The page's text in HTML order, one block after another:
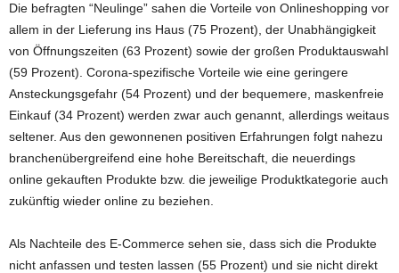
Die befragten “Neulinge” sahen die Vorteile von Onlineshopping vor
allem in der Lieferung ins Haus (75 Prozent), der Unabhängigkeit
von Öffnungszeiten (63 Prozent) sowie der großen Produktauswahl
(59 Prozent). Corona-spezifische Vorteile wie eine geringere
Ansteckungsgefahr (54 Prozent) und der bequemere, maskenfreie
Einkauf (34 Prozent) werden zwar auch genannt, allerdings weitaus
seltener. Aus den gewonnenen positiven Erfahrungen folgt nahezu
branchenübergreifend eine hohe Bereitschaft, die neuerdings
online gekauften Produkte bzw. die jeweilige Produktkategorie auch
zukünftig wieder online zu beziehen.
Als Nachteile des E-Commerce sehen sie, dass sich die Produkte
nicht anfassen und testen lassen (55 Prozent) und sie nicht direkt